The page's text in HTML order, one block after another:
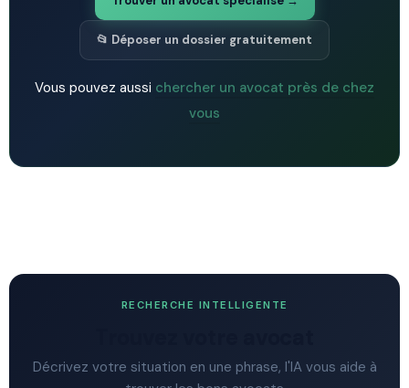
📂 Déposer un dossier gratuitement
Vous pouvez aussi chercher un avocat près de chez
vous
RECHERCHE INTELLIGENTE
Décrivez votre situation en une phrase, l'IA vous aide à